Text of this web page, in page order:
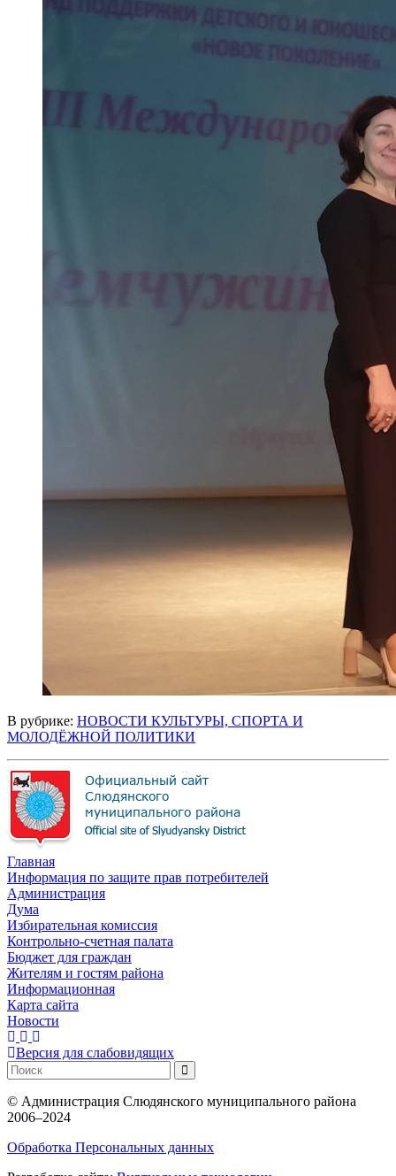
В рубрике: НОВОСТИ КУЛЬТУРЫ, СПОРТА И
МОЛОДЁЖНОЙ ПОЛИТИКИ
Главная
Информация по защите прав потребителей
Администрация
Дума
Избирательная комиссия
Контрольно-счетная палата
Бюджет для граждан
Жителям и гостям района
Информационная
Карта сайта
Новости
Версия для слабовидящих
© Администрация Слюдянского муниципального района
2006–2024
Обработка Персональных данных